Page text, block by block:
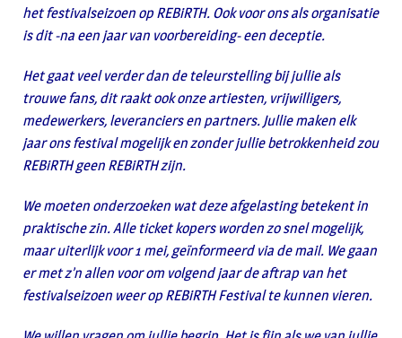
het festivalseizoen op REBiRTH. Ook voor ons als organisatie
is dit -na een jaar van voorbereiding- een deceptie.
Het gaat veel verder dan de teleurstelling bij jullie als
trouwe fans, dit raakt ook onze artiesten, vrijwilligers,
medewerkers, leveranciers en partners. Jullie maken elk
jaar ons festival mogelijk en zonder jullie betrokkenheid zou
REBiRTH geen REBiRTH zijn.
We moeten onderzoeken wat deze afgelasting betekent in
praktische zin. Alle ticket kopers worden zo snel mogelijk,
maar uiterlijk voor 1 mei, geïnformeerd via de mail. We gaan
er met z’n allen voor om volgend jaar de aftrap van het
festivalseizoen weer op REBiRTH Festival te kunnen vieren.